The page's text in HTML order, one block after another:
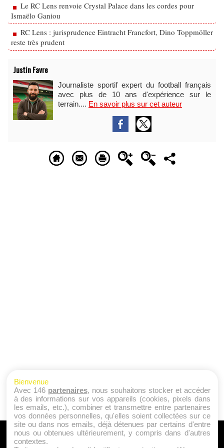
Le RC Lens renvoie Crystal Palace dans les cordes pour
Ismaëlo Ganiou
RC Lens : jurisprudence Eintracht Francfort, Dino Toppmöller
reste très prudent
Justin Favre
Journaliste sportif expert du football français
avec plus de 10 ans d'expérience sur le
terrain.... En savoir plus sur cet auteur
A PROPOS
Bienvenue
Avec 146 partenaires, nous souhaitons stocker et accéder
à des informations sur vos appareils (cookies, pixels dans
les emails, etc.), combiner et transmettre entre partenaires
vos données personnelles, qu'elles soient collectées sur ce
site ou dans nos emails, déjà détenues par certains d'entre
nous ou obtenues ultérieurement, y compris dans d'autres
contextes.